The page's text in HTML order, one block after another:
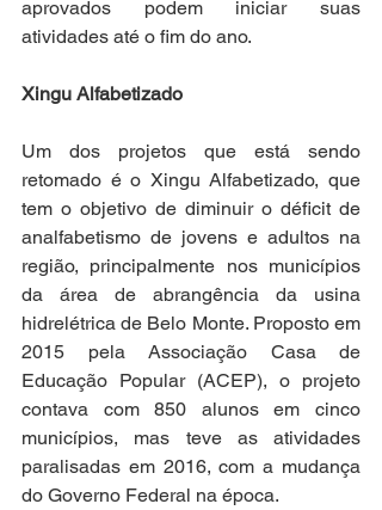
aprovados podem iniciar suas
atividades até o fim do ano.
Xingu Alfabetizado
Um dos projetos que está sendo
retomado é o Xingu Alfabetizado, que
tem o objetivo de diminuir o déficit de
analfabetismo de jovens e adultos na
região, principalmente nos municípios
da área de abrangência da usina
hidrelétrica de Belo Monte. Proposto em
2015 pela Associação Casa de
Educação Popular (ACEP), o projeto
contava com 850 alunos em cinco
municípios, mas teve as atividades
paralisadas em 2016, com a mudança
do Governo Federal na época.